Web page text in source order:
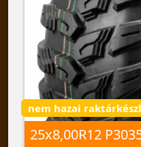
nem hazai
25x8,00R12